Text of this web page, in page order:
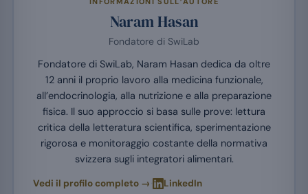
Naram Hasan
Fondatore di SwiLab
Fondatore di SwiLab, Naram Hasan dedica da oltre
12 anni il proprio lavoro alla medicina funzionale,
all’endocrinologia, alla nutrizione e alla preparazione
fisica. Il suo approccio si basa sulle prove: lettura
critica della letteratura scientifica, sperimentazione
rigorosa e monitoraggio costante della normativa
svizzera sugli integratori alimentari.
Vedi il profilo completo → LinkedIn